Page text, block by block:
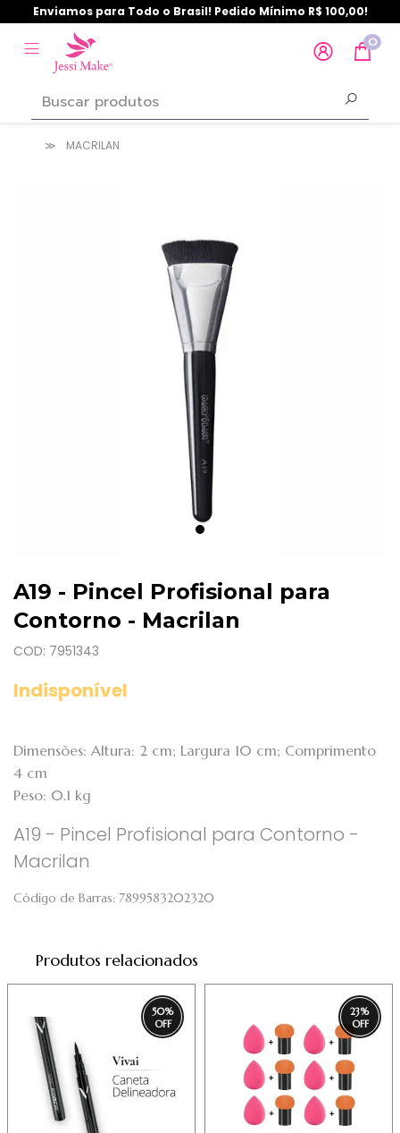
Enviamos para Todo o Brasil! Pedido Mínimo R$ 100,00!
0
MACRILAN
A19 - Pincel Profisional para
Contorno - Macrilan
COD: 7951343
Indisponível
Dimensões: Altura: 2 cm; Largura 10 cm; Comprimento
4 cm
Peso: 0.1 kg
A19 - Pincel Profisional para Contorno -
Macrilan
Código de Barras: 7899583202320
Produtos relacionados
50% 23%